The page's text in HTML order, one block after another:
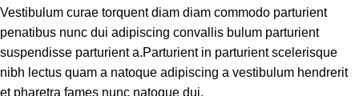
Vestibulum curae torquent diam diam commodo parturient
penatibus nunc dui adipiscing convallis bulum parturient
suspendisse parturient a.Parturient in parturient scelerisque
nibh lectus quam a natoque adipiscing a vestibulum hendrerit
et pharetra fames nunc natoque dui.